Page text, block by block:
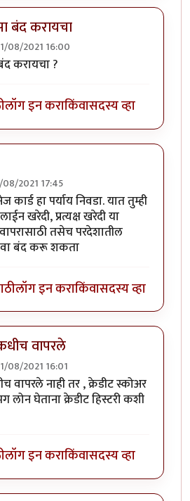
बंद करायचा
08/2021 16:00
करायचा ?
लॉग इन कराकिंवासदस्य व्हा
08/2021 17:45
पर्याय कसा बंद करायचाbyमराठी_माणूस
हा पर्याय निवडा. यात तुम्ही
खरेदी, प्रत्यक्ष खरेदी या
तसेच परदेशातील
वा बंद करू शकता
लॉग इन कराकिंवासदस्य व्हा
वापरले
08/2021 16:01
वापरले नाही तर , क्रेडीट स्कोअर
लोन घेताना क्रेडीट हिस्टरी कशी
लॉग इन कराकिंवासदस्य व्हा